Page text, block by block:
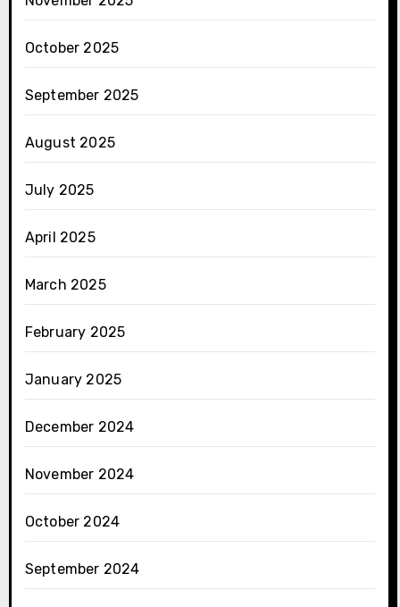
October 2025
September 2025
August 2025
July 2025
April 2025
March 2025
February 2025
January 2025
December 2024
November 2024
October 2024
September 2024